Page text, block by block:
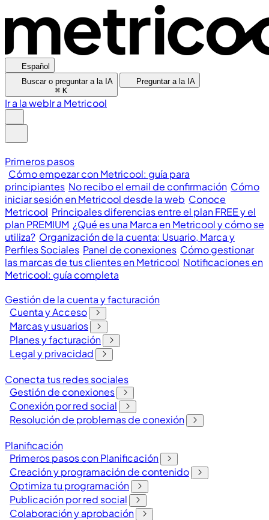
Español
Buscar o preguntar a la IA
⌘ K
Preguntar a la IA
Ir a la webIr a Metricool
Primeros pasos
Cómo empezar con Metricool: guía para
principiantes No recibo el email de confirmación Cómo
iniciar sesión en Metricool desde la web Conoce
Metricool Principales diferencias entre el plan FREE y el
plan PREMIUM ¿Qué es una Marca en Metricool y cómo se
utiliza? Organización de la cuenta: Usuario, Marca y
Perfiles Sociales Panel de conexiones Cómo gestionar
las marcas de tus clientes en Metricool Notificaciones en
Metricool: guía completa
Gestión de la cuenta y facturación
Cuenta y Acceso
Marcas y usuarios
Planes y facturación
Legal y privacidad
Conecta tus redes sociales
Gestión de conexiones
Conexión por red social
Resolución de problemas de conexión
Planificación
Primeros pasos con Planificación
Creación y programación de contenido
Optimiza tu programación
Publicación por red social
Colaboración y aprobación